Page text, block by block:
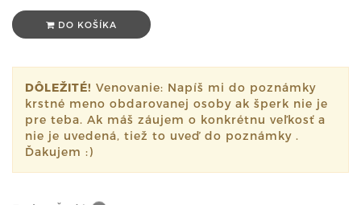
DO KOŠÍKA
DÔLEŽITÉ! Venovanie: Napíš mi do poznámky
krstné meno obdarovanej osoby ak šperk nie je
pre teba. Ak máš záujem o konkrétnu veľkosť a
nie je uvedená, tiež to uveď do poznámky .
Ďakujem :)